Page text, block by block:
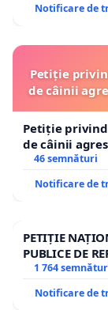
Notificare de
Petiție
de câinii
Petiție
de câinii
46 semnături
Notificare de
PETIȚIE
PUBLICE DE
1 764
Notificare de